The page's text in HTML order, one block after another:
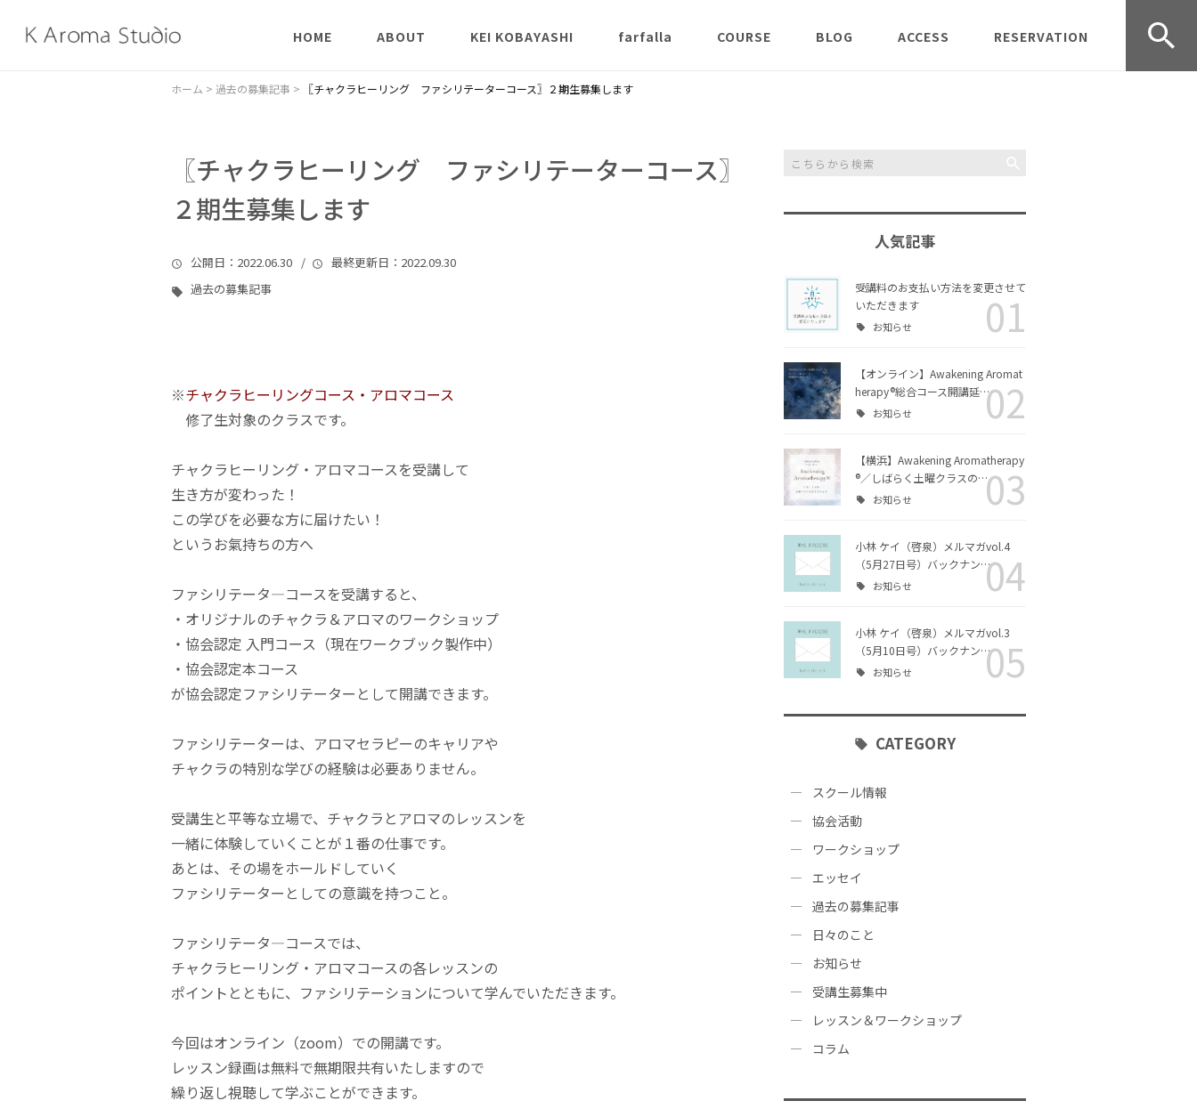
HOME
はじめての方へ
ABOUT
陰陽説
KEI KOBAYASHI farfalla COURSE
氣とアロマ
Inner Scent Journey
Inner Scent Journey 体
験ワークショップ
apy® 講義クラス
apy® 実技クラス
スアロマ本コース
チャクラヒーリング・カ
チャクラヒーリング・カ
コース
ホリスティックアロマセ
協会認定ファシリテータ
Awakening Aromather
apy® ファシリテーター
チャクラヒーリング・ア
BLOG
プの様子
過去の募集記事
協会活動
日々のこと
ACCESS RESERVATION
ホーム > 過去の募集記事 > 〖チャクラヒーリング ファシリテーターコース〗２期生募集します
〖チャクラヒーリング ファシリテーターコース〗
２期生募集します
公開日 ：2022.06.30 / 最終更新日 ：2022.09.30
過去の募集記事
※チャクラヒーリングコース・アロマコース
修了生対象のクラスです。
チャクラヒーリング・アロマコースを受講して
生き方が変わった！
この学びを必要な方に届けたい！
というお氣持ちの方へ
ファシリテータ―コースを受講すると、
・オリジナルのチャクラ＆アロマのワークショップ
・協会認定 入門コース（現在ワークブック製作中）
・協会認定本コース
が協会認定ファシリテーターとして開講できます。
ファシリテーターは、アロマセラピーのキャリアや
チャクラの特別な学びの経験は必要ありません。
受講生と平等な立場で、チャクラとアロマのレッスンを
一緒に体験していくことが１番の仕事です。
あとは、その場をホールドしていく
ファシリテーターとしての意識を持つこと。
ファシリテータ―コースでは、
チャクラヒーリング・アロマコースの各レッスンの
ポイントとともに、ファシリテーションについて学んでいただきます。
今回はオンライン（zoom）での開講です。
レッスン録画は無料で無期限共有いたしますので
繰り返し視聴して学ぶことができます。
人気記事
受講料のお支払い方法を変更させて
いただきます
お知らせ 01
【オンライン】Awakening Aromat
herapy®総合コース開講延…
お知らせ 02
【横浜】Awakening Aromatherapy
®／しばらく土曜クラスの…
お知らせ 03
小林 ケイ（啓泉）メルマガvol.4
（5月27日号）バックナン…
お知らせ 04
小林 ケイ（啓泉）メルマガvol.3
（5月10日号）バックナン…
お知らせ 05
CATEGORY
スクール情報
協会活動
ワークショップ
エッセイ
過去の募集記事
日々のこと
お知らせ
受講生募集中
レッスン＆ワークショップ
コラム